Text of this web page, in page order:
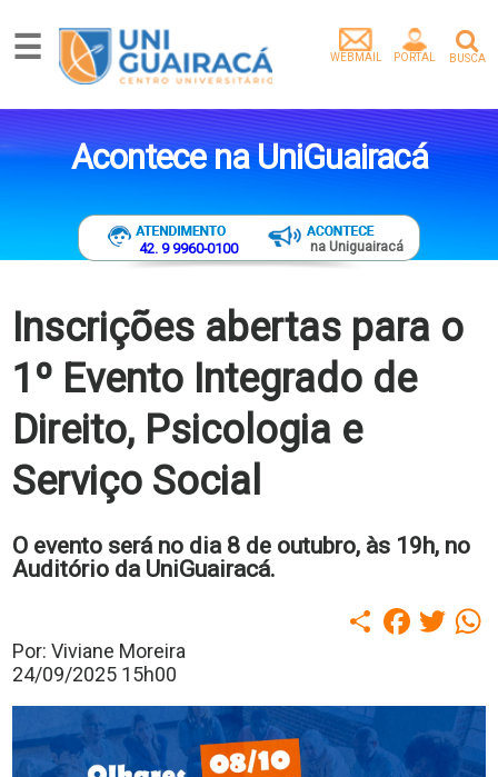
Graduação
Graduação
Extensão
Egressos
Extensão
Artigos
Instituição
Empresa
Tenha
um
Portal
de
Periódicos
Portal
da
Biblioteca
Guairacard
Portal
da
Empregabilidade
☰ BUSCA
PORTAL
WEBMAIL
Acontece na UniGuairacá
42. 9 9960-0100 na Uniguairacá
Inscrições abertas para o
1º Evento Integrado de
Direito, Psicologia e
Serviço Social
O evento será no dia 8 de outubro, às 19h, no
Auditório da UniGuairacá.
Compartilhar
Por: Viviane Moreira
24/09/2025 15h00